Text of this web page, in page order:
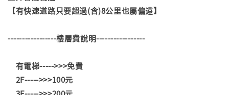
【有快速道路只要超過(含)8公里也屬偏遠】
-----------------樓層費說明-----------------
有電梯----->>>免費
2F----->>>100元